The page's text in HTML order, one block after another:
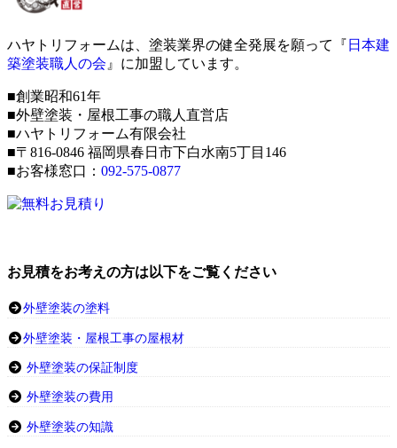
ハヤトリフォームは、塗装業界の健全発展を願って『 日本建
築塗装職人の会 』に加盟しています。
■創業昭和61年
■外壁塗装・屋根工事の職人直営店
■ハヤトリフォーム有限会社
■〒816-0846 福岡県春日市下白水南5丁目146
■お客様窓口： 092-575-0877
お見積をお考えの方は以下をご覧ください
外壁塗装の塗料
外壁塗装・屋根工事の屋根材
外壁塗装の保証制度
外壁塗装の費用
外壁塗装の知識